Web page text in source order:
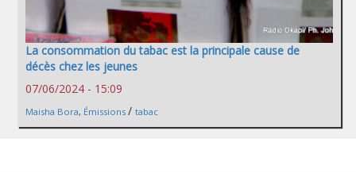
La consommation du tabac est la principale cause de
décès chez les jeunes
07/06/2024 - 15:09
Maisha Bora, Émissions / tabac